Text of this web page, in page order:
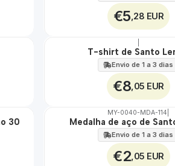
€5 ,28 EUR
T-shirt de Santo
Envio de 1 a 3 dias
€8 ,05 EUR
30
🇵🇹
MY-0040-MDA-114
Medalha de aço de
Envio de 1 a 3 dias
€2 ,05 EUR